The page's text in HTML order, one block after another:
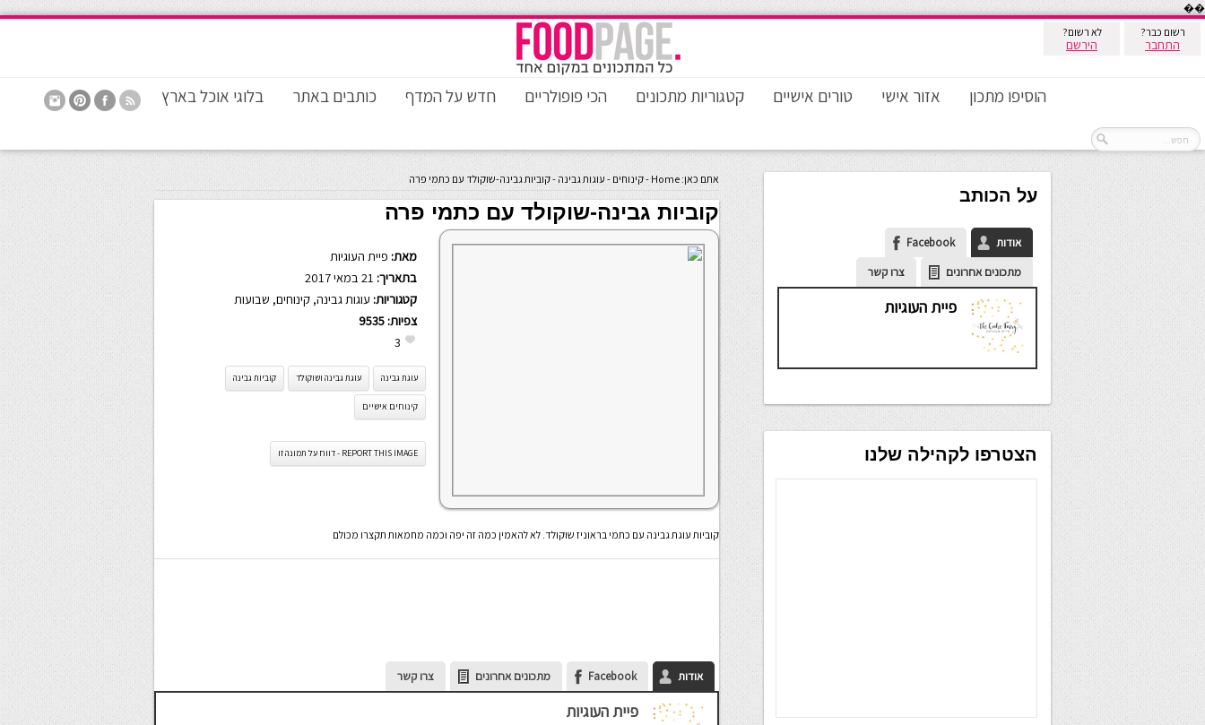
��
רשום כבר?
התחבר
לא רשום?
הירשם
הוסיפו מתכון אזור אישי טורים אישיים קטגוריות מתכונים הכי פופולריים חדש על המדף כותבים באתר בלוגי אוכל בארץ
אתם כאן: Home
-קינוחים - עוגות גבינה -קוביות גבינה-שוקולד עם כתמי פרה
קוביות גבינה-שוקולד עם כתמי פרה
מאת: פיית העוגיות
בתאריך:
קטגוריות: עוגות גבינה, קינוחים, שבועות
צפיות: 9535
3
עוגת גבינה עוגת גבינה ושוקולד קוביות גבינה
קינוחים אישיים
REPORT THIS IMAGE - דווח על תמונה זו
קוביות עוגת גבינה עם כתמי בראוניז שוקולד. לא להאמין כמה זה יפה וכמה מחמאות תקצרו מכולם
אודות Facebook מתכונים אחרונים צרו קשר
פיית העוגיות
על הכותב
אודות
Facebook
מתכונים אחרונים
צרו קשר
פיית העוגיות
הצטרפו לקהילה שלנו